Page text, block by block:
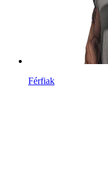
Férfiak